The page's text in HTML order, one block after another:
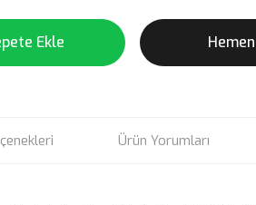
Ekle
Ürün Yorumları